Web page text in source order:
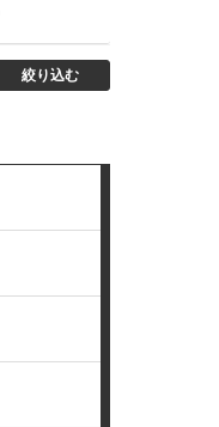
絞り込む